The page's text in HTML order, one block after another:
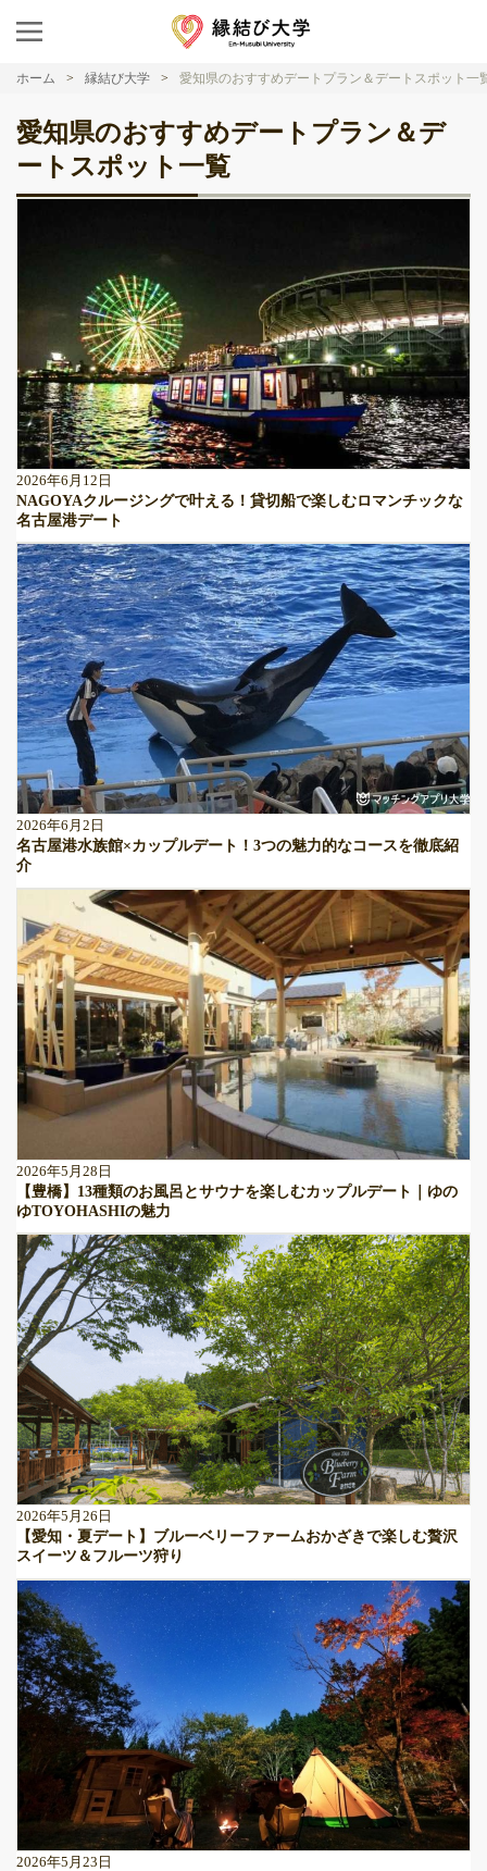
ホーム 縁結び大学 愛知県のおすすめデートプラン＆デートスポット一
愛知県のおすすめデートプラン＆デ
ートスポット一覧
2026年6月12日
NAGOYAクルージングで叶える！貸切船で楽しむロマンチックな
名古屋港デート
2026年6月2日
名古屋港水族館×カップルデート！3つの魅力的なコースを徹底紹
介
2026年5月28日
【豊橋】13種類のお風呂とサウナを楽しむカップルデート｜ゆの
ゆTOYOHASHIの魅力
2026年5月26日
【愛知・夏デート】ブルーベリーファームおかざきで楽しむ贅沢
スイーツ＆フルーツ狩り
2026年5月23日